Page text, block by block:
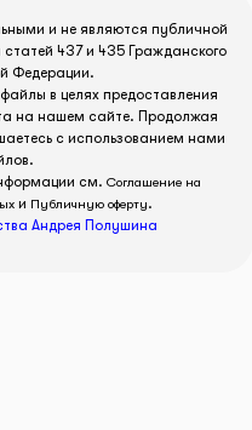
и не являются публичной
437 и 435 Гражданского
Федерации.
в целях предоставления
на нашем сайте. Продолжая
с использованием нами
см. Соглашение на
и Публичную оферту.
Андрея Полушина